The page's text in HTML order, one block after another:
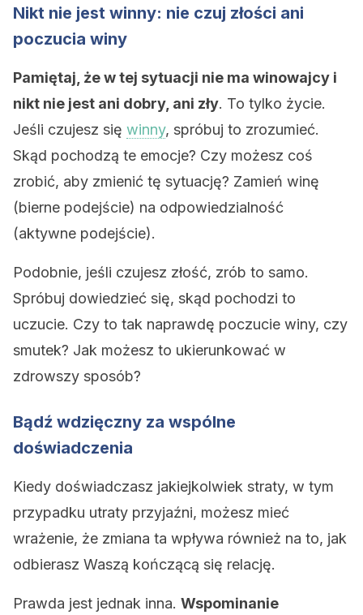
Nikt nie jest winny: nie czuj złości ani
poczucia winy
Pamiętaj, że w tej sytuacji nie ma winowajcy i
nikt nie jest ani dobry, ani zły. To tylko życie.
Jeśli czujesz się winny, spróbuj to zrozumieć.
Skąd pochodzą te emocje? Czy możesz coś
zrobić, aby zmienić tę sytuację? Zamień winę
(bierne podejście) na odpowiedzialność
(aktywne podejście).
Podobnie, jeśli czujesz złość, zrób to samo.
Spróbuj dowiedzieć się, skąd pochodzi to
uczucie. Czy to tak naprawdę poczucie winy, czy
smutek? Jak możesz to ukierunkować w
zdrowszy sposób?
Bądź wdzięczny za wspólne
doświadczenia
Kiedy doświadczasz jakiejkolwiek straty, w tym
przypadku utraty przyjaźni, możesz mieć
wrażenie, że zmiana ta wpływa również na to, jak
odbierasz Waszą kończącą się relację.
Prawda jest jednak inna. Wspominanie